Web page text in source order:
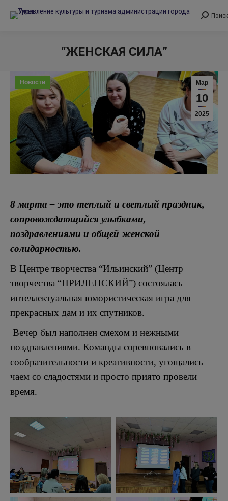
Поиск:
Поиск
“ЖЕНСКАЯ СИЛА”
Мар
10
2025
Новости
8 марта – это теплый и светлый праздник,
сопровождающийся улыбками,
поздравлениями и общей женской
солидарностью.
В Центре творчества “Ильинский” (Центр
творчества “ПРИЛЕПСКИЙ”) состоялась
интеллектуальная юмористическая игра для
прекрасных дам и их спутников.
Вечер был наполнен смехом и нежными
поздравлениями. Команды соревновались в
сообразительности и креативности, угощались
чаем со сладостями и просто приято провели
время.